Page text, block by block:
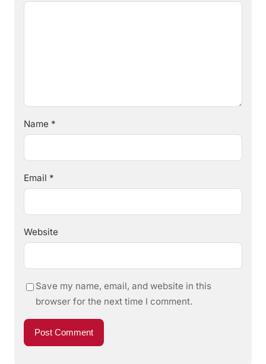
Name *
Email *
Website
Save my name, email, and website in this
browser for the next time I comment.